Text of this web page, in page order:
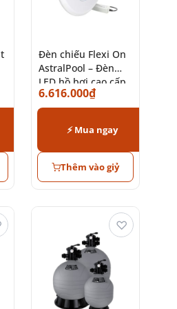
Đèn chiếu Flexi On
AstralPool – Đèn
LED hồ bơi cao cấp
chính hãng
6.616.000₫
⚡ Mua ngay
Thêm vào giỷ
♡